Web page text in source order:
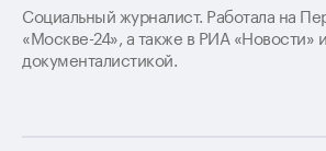
Социальный журналист. Работала на
«Москве-24», а также в РИА «Новости»
документалистикой.